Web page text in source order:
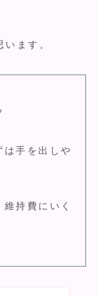
ます。
は手を出しや
持費にいく